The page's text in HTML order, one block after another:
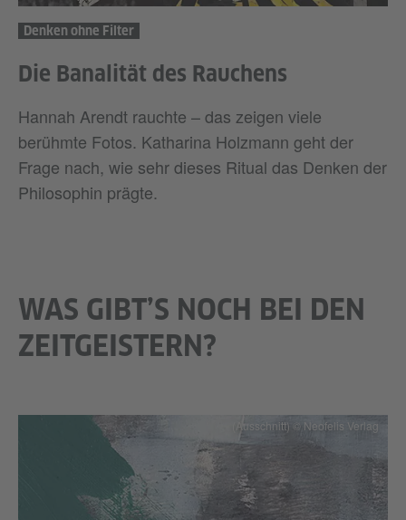
Denken ohne Filter
Die Banalität des Rauchens
Hannah Arendt rauchte – das zeigen viele
berühmte Fotos. Katharina Holzmann geht der
Frage nach, wie sehr dieses Ritual das Denken der
Philosophin prägte.
WAS GIBT’S NOCH BEI DEN
ZEITGEISTERN?
(Ausschnitt) © Neofelis Verlag